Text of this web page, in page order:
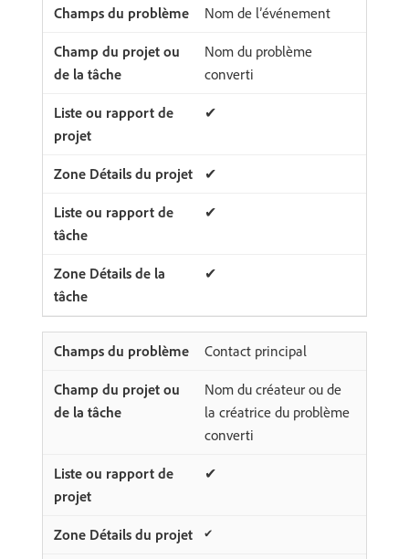
Nom de l’événement
Nom du problème
converti
✔
✔
✔
✔
Contact principal
Nom du créateur ou de
la créatrice du problème
converti
✔
✔